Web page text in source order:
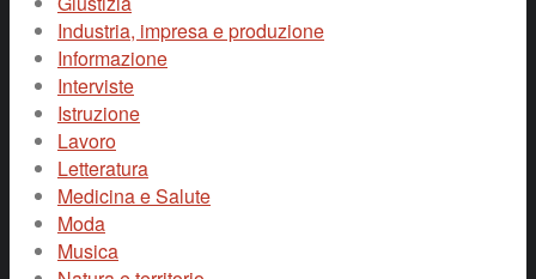
Industria, impresa e produzione
Informazione
Interviste
Istruzione
Lavoro
Letteratura
Medicina e Salute
Moda
Musica